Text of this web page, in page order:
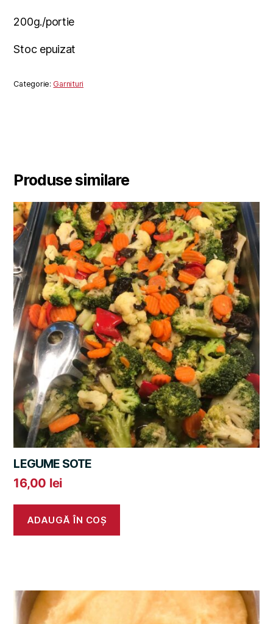
200g./portie
Stoc epuizat
Categorie: Garnituri
Produse similare
LEGUME SOTE
16,00 lei
ADAUGĂ ÎN COȘ